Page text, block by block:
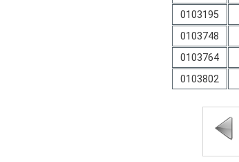
0103195
0103748
0103764
0103802